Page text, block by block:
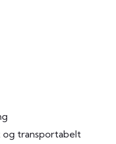
og transportabelt